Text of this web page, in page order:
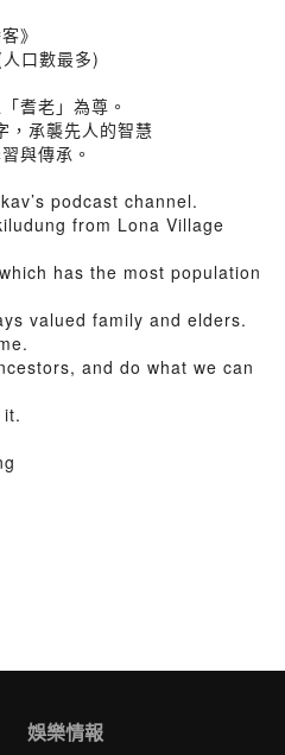
》
口數最多)
耆老」為尊。
，承襲先人的智慧
與傳承。
podcast channel.
from Lona Village
has the most population
valued family and elders.
and do what we can
娛樂情報